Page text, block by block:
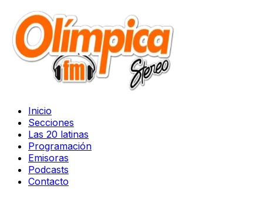
Inicio
Secciones
Las 20 latinas
Programación
Emisoras
Podcasts
Contacto